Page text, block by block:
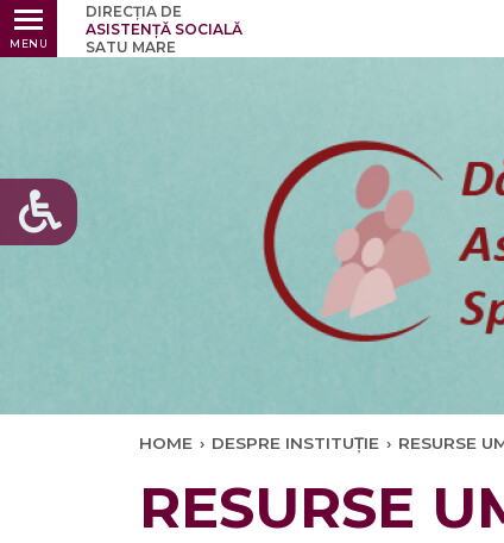
MENU
DIRECȚIA DE
ASISTENȚĂ SOCIALĂ
SATU MARE
HOME › DESPRE INSTITUȚIE › RESURSE
RESURSE